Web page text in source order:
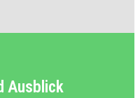
Ausblick